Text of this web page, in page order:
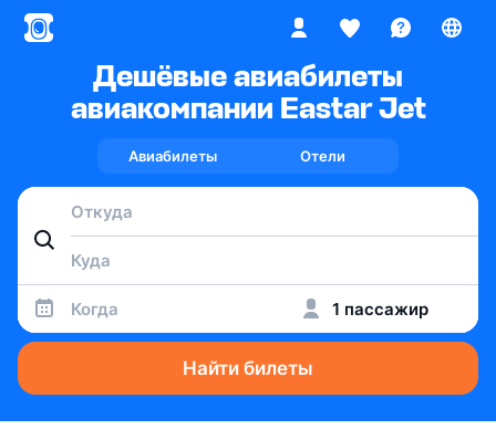
Дешёвые авиабилеты
авиакомпании Eastar Jet
Авиабилеты Отели
Когда 1 пассажир
Найти билеты